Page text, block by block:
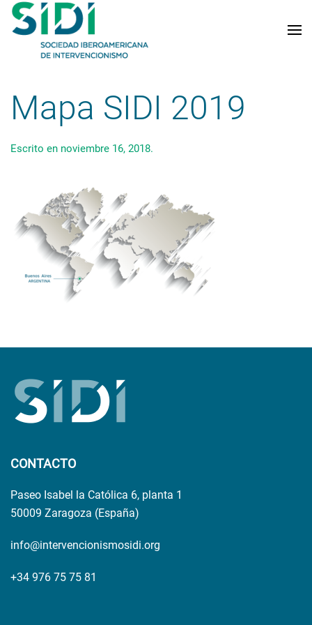
Skip to main content
Mapa SIDI 2019
Escrito en noviembre 16, 2018.
CONTACTO
Paseo Isabel la Católica 6, planta 1
50009 Zaragoza (España)
info@intervencionismosidi.org
+34 976 75 75 81